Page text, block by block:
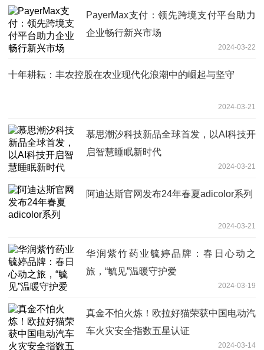
PayerMax支付：领先跨境支付平台助力
企业畅行新兴市场
2024-03-22
十年耕耘：丰农控股在农业现代化浪潮中的崛起与坚守
2024-03-21
慕思潮汐科技新品全球首发，以AI科技开
启智慧睡眠新时代
2024-03-21
阿迪达斯官网发布24年春夏adicolor系列
2024-03-21
华润紫竹药业毓婷品牌：春日心动之
旅，“毓见”温暖守护爱
2024-03-19
真金不怕火炼！欧拉好猫荣获中国电动汽
车火灾安全指数五星认证
2024-03-14